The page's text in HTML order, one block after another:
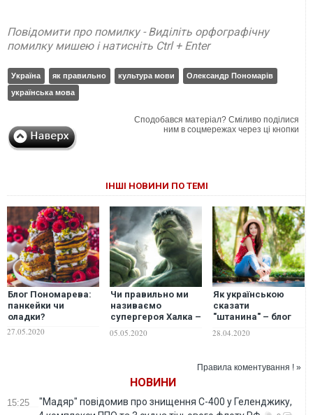
Повідомити про помилку - Виділіть орфографічну
помилку мишею і натисніть Ctrl + Enter
Україна як правильно культура мови
Олександр Пономарів
українська мова
Сподобався матеріал? Сміливо поділися
ним в соцмережах через ці кнопки
ІНШІ НОВИНИ ПО ТЕМІ
Блог Пономарева:
панкейки чи
оладки?
27.05.2020
Чи правильно ми
називаємо
супергероя Халка –
05.05.2020
Як українською
сказати
"штанина" – блог
28.04.2020
Правила коментування ! »
НОВИНИ
15:25
"Мадяр" повідомив про знищення С-400 у Геленджику,